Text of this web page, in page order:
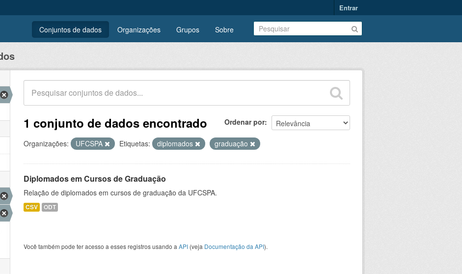
Entrar
Conjuntos de dados Organizações Grupos Sobre
Ordenar por
1 conjunto de dados encontrado
Organizações: UFCSPA Etiquetas: diplomados graduação
Diplomados em Cursos de Graduação
Relação de diplomados em cursos de graduação da UFCSPA.
CSV ODT
Você também pode ter acesso a esses registros usando a API (veja Documentação da API).